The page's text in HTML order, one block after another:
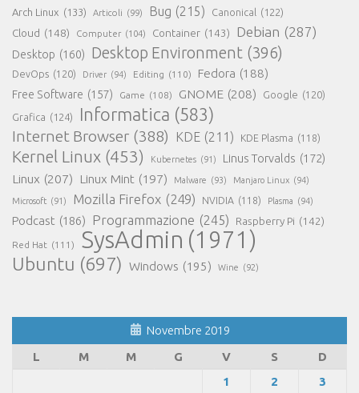
Arch Linux (133) Articoli (99) Bug (215) Canonical (122)
Cloud (148) Computer (104) Container (143) Debian (287)
Desktop (160) Desktop Environment (396)
DevOps (120) Driver (94) Editing (110) Fedora (188)
Free Software (157) Game (108) GNOME (208) Google (120)
Grafica (124) Informatica (583)
Internet Browser (388) KDE (211) KDE Plasma (118)
Kernel Linux (453) Kubernetes (91) Linus Torvalds (172)
Linux (207) Linux Mint (197) Malware (93) Manjaro Linux (94)
Microsoft (91) Mozilla Firefox (249) NVIDIA (118) Plasma (94)
Podcast (186) Programmazione (245) Raspberry Pi (142)
Red Hat (111) SysAdmin (1971)
Ubuntu (697) Windows (195) Wine (92)
Novembre 2019
L
M M G V S
D
1
2
3